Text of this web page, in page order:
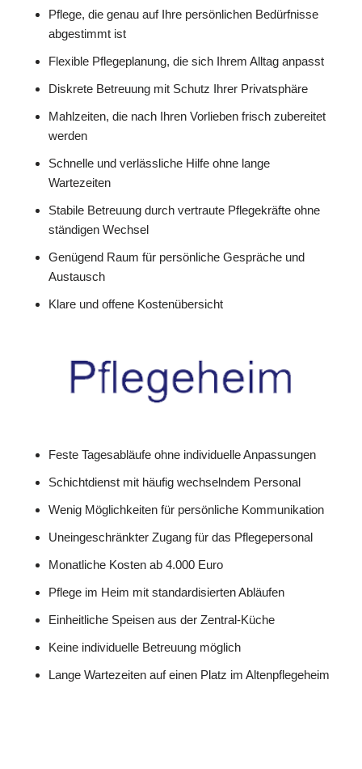
Pflege, die genau auf Ihre persönlichen Bedürfnisse
abgestimmt ist
Flexible Pflegeplanung, die sich Ihrem Alltag anpasst
Diskrete Betreuung mit Schutz Ihrer Privatsphäre
Mahlzeiten, die nach Ihren Vorlieben frisch zubereitet
werden
Schnelle und verlässliche Hilfe ohne lange
Wartezeiten
Stabile Betreuung durch vertraute Pflegekräfte ohne
ständigen Wechsel
Genügend Raum für persönliche Gespräche und
Austausch
Klare und offene Kostenübersicht
Feste Tagesabläufe ohne individuelle Anpassungen
Schichtdienst mit häufig wechselndem Personal
Wenig Möglichkeiten für persönliche Kommunikation
Uneingeschränkter Zugang für das Pflegepersonal
Monatliche Kosten ab 4.000 Euro
Pflege im Heim mit standardisierten Abläufen
Einheitliche Speisen aus der Zentral-Küche
Keine individuelle Betreuung möglich
Lange Wartezeiten auf einen Platz im Altenpflegeheim